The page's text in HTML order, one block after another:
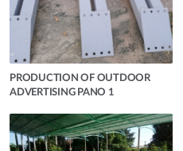
PRODUCTION OF OUTDOOR
ADVERTISING PANO 1